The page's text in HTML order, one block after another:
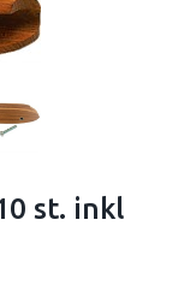
st. inkl